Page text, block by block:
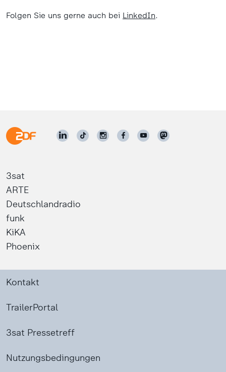
Folgen Sie uns gerne auch bei LinkedIn.
3sat
ARTE
Deutschlandradio
funk
KiKA
Phoenix
Kontakt
TrailerPortal
3sat Pressetreff
Nutzungsbedingungen